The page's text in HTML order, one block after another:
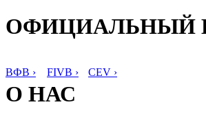
ОФИЦИАЛЬНЫЙ
ВФВ › FIVB › CEV ›
О НАС